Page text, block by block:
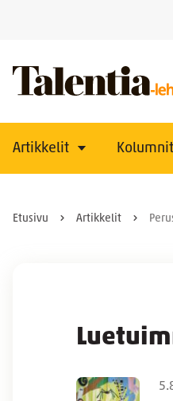
Artikkelit Kolumnit
Etusivu Artikkelit